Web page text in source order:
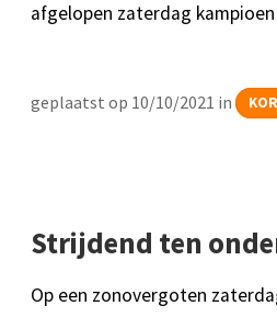
afgelopen zaterdag
geplaatst op 10/10/2021 in
Strijdend ten
Op een zonovergoten